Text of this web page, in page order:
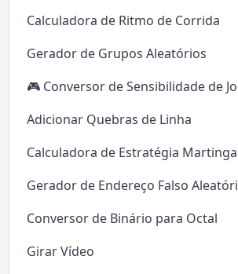
Calculadora de Ritmo de Corrida
Gerador de Grupos Aleatórios
🎮 Conversor de Sensibilidade de
Adicionar Quebras de Linha
Calculadora de Estratégia
Gerador de Endereço Falso
Conversor de Binário para Octal
Girar Vídeo